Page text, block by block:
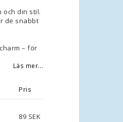
och din stil.
de snabbt
– för
Läs mer...
Pris
89 SEK